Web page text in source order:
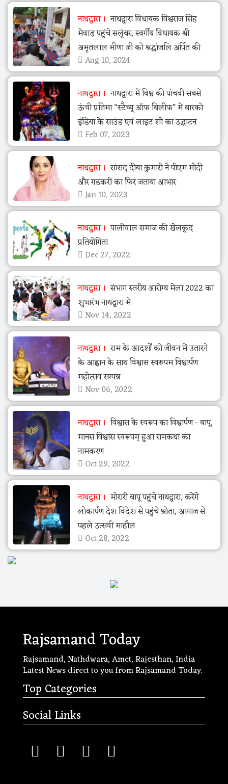
नाथद्वारा
नाथद्वारा विधायक विश्वराज सिंह
मेवाड़ पहुंचे सलूंबर, स्वर्गीय विधायक श्री
अमृतलाल मीणा जी को श्रद्धांजलि अर्पित की
Aug 10, 2024
नाथद्वारा
नाथद्वारा में विश्व की पांचवी सबसे
ऊंची प्रतिमा “स्टैच्यू ऑफ बिलीफ” में बारको
इंडिया के साउंड एवं लाइट शो का उद्घाटन
Feb 07, 2023
नाथद्वारा
सांसद दीया कुमारी ने पीएम मोदी
और गडकरी का फिर जताया आभार
Jan 10, 2023
नाथद्वारा
पालीवाल समाज की खेलकूद
प्रतियोगिता
Dec 27, 2022
नाथद्वारा
संभाग स्तरीय आरोग्य मेला 2022 का
शुभारंभ नाथद्वारा मे
Nov 14, 2022
नाथद्वारा
राम के आदर्शों को जीवन में उतारने
के आह्वान के साथ विश्वास स्वरुपम विश्वार्पण
महोत्सव सम्पन्न
Nov 06, 2022
नाथद्वारा
विश्वास के स्वरूप का विश्वार्पण - बापू,
मानस विश्वास स्वरूपम् हुआ रामकथा का
नामकरण
Oct 29, 2022
नाथद्वारा
मोरारी बापू पहुंचे नाथद्वारा, करेंगे
लोकार्पण देश विदेश से पहुंचे श्रोता, आगाज से
पहले उत्सवी माहौल
Oct 28, 2022
Rajsamand Today
Rajsamand, Nathdwara, Amet, Rajesthan, India
Latest News direct to you from Rajsamand Today.
Top Categories
Social Links